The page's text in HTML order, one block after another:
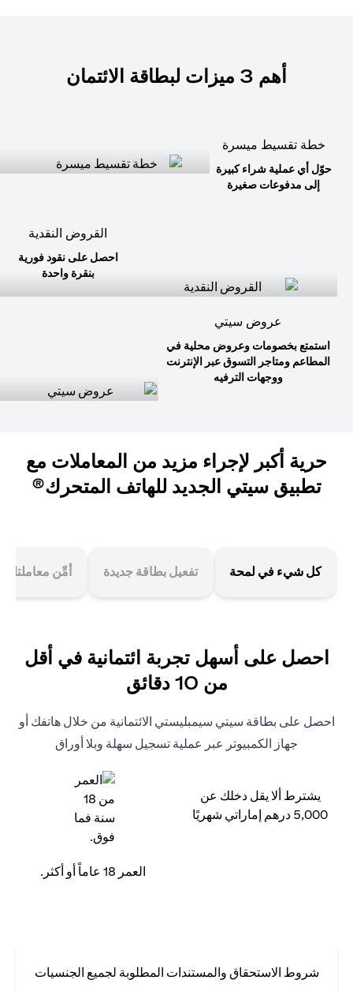
أهم 3 ميزات لبطاقة الائتمان
خطة تقسيط ميسرة
حوّل أي عملية شراء كبيرة
إلى مدفوعات صغيرة
القروض النقدية
احصل على نقود فورية
بنقرة واحدة
عروض سيتي
استمتع بخصومات وعروض محلية في
المطاعم ومتاجر التسوق عبر الإنترنت
ووجهات الترفيه
حرية أكبر لإجراء مزيد من المعاملات مع
تطبيق سيتي الجديد للهاتف المتحرك®
كل شيء في لمحة تفعيل بطاقة جديدة أمِّن معاملتك
احصل على أسهل تجربة ائتمانية في أقل
من 10 دقائق
احصل على بطاقة سيتي سيمبليستي الائتمانية من خلال هاتفك أو
جهاز الكمبيوتر عبر عملية تسجيل سهلة وبلا أوراق
يشترط ألا يقل دخلك عن
5,000 درهم إماراتي شهريًا
العمر 18 عاماً أو أكثر.
شروط الاستحقاق والمستندات المطلوبة لجميع الجنسيات